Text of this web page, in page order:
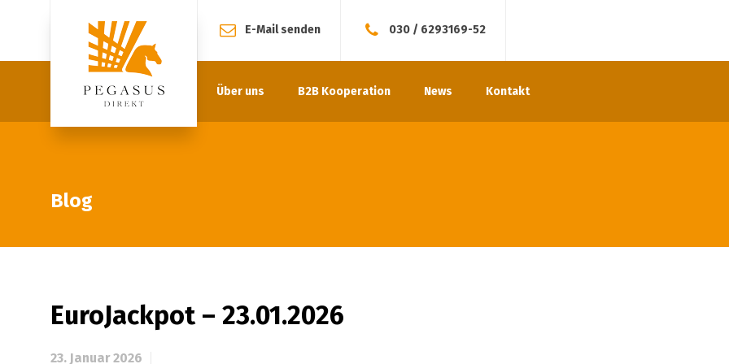
E-Mail senden 030 / 6293169-52
Über uns B2B Kooperation News Kontakt
Blog
EuroJackpot – 23.01.2026
23. Januar 2026